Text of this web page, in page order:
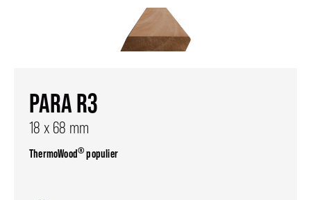
PARA R3
18 x 68 mm
ThermoWood®populier